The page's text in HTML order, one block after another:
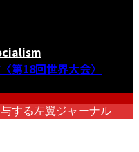
第18回世界大会〉
する左翼ジャーナル